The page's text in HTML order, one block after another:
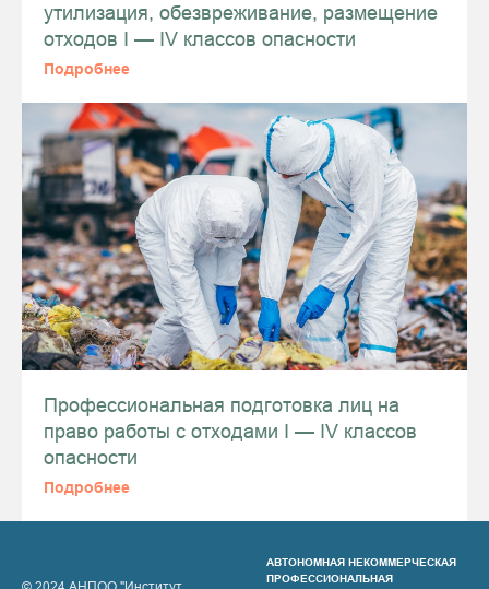
утилизация, обезвреживание, размещение
отходов I — IV классов опасности
Подробнее
Профессиональная подготовка лиц на
право работы с отходами I — IV классов
опасности
Подробнее
АВТОНОМНАЯ НЕКОММЕРЧЕСКАЯ
ПРОФЕССИОНАЛЬНАЯ